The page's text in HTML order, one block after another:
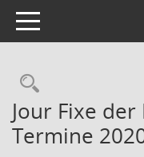
Toggle navigation
Jour Fixe
Termine